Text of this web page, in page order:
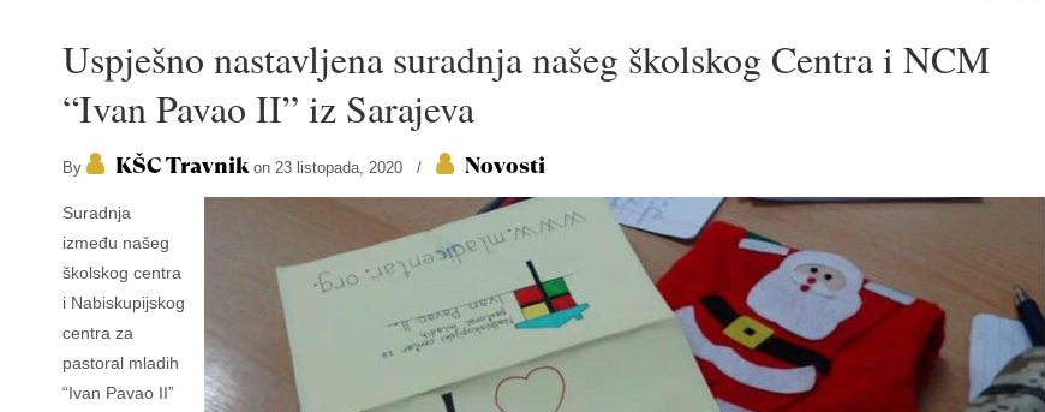
Uspješno nastavljena suradnja našeg školskog Centra i NCM
“Ivan Pavao II” iz Sarajeva
By KŠC Travnikon 23 listopada, 2020 / Novosti
Suradnja
između našeg
školskog centra
i Nabiskupijskog
centra za
pastoral mladih
“Ivan Pavao II”